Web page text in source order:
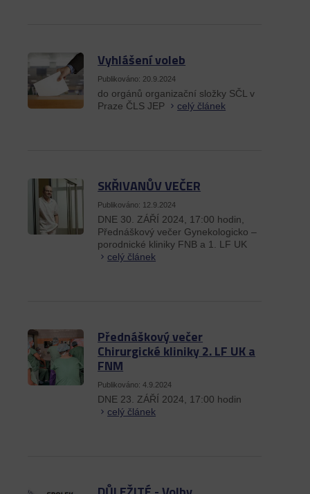
Vyhlášení voleb
Publikováno: 20.9.2024
do orgánů organizační složky SČL v
Praze ČLS JEP
celý článek
SKŘIVANŮV VEČER
Publikováno: 12.9.2024
DNE 30. ZÁŘÍ 2024, 17:00 hodin,
Přednáškový večer Gynekologicko –
porodnické kliniky FNB a 1. LF UK
celý článek
Přednáškový večer
Chirurgické kliniky 2. LF UK a
FNM
Publikováno: 4.9.2024
DNE 23. ZÁŘÍ 2024, 17:00 hodin
celý článek